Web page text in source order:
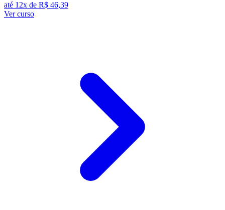
até 12x de R$ 46,39
Ver curso